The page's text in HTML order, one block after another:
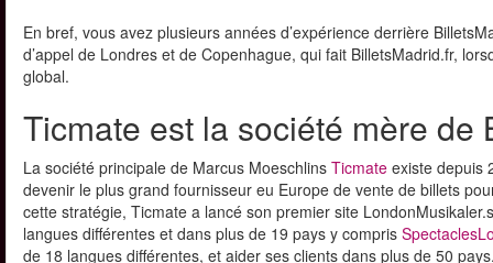
En bref, vous avez plusieurs années d’expérience derrière
d’appel de Londres et de Copenhague, qui fait BilletsMadrid.fr,
global.
Ticmate est la société mère de
La société principale de Marcus Moeschlins Ticmate existe depuis
devenir le plus grand fournisseur eu Europe de vente de billets
cette stratégie, Ticmate a lancé son premier site
langues différentes et dans plus de 19 pays y compris
de 18 langues différentes, et aider ses clients dans plus de 50